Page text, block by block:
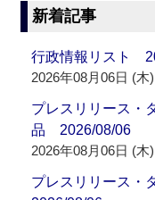
新着記事
行政情報リスト
2026年08月06日 (木)
プレスリリース・
品 2026/08/06
2026年08月06日 (木)
プレスリリース・